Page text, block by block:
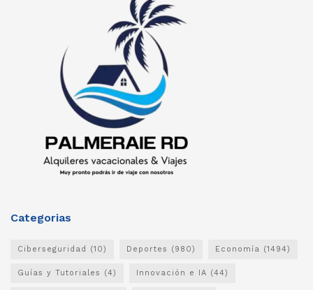
Categorias
Ciberseguridad (10) Deportes (980) Economía (1494)
Guías y Tutoriales (4) Innovación e IA (44)